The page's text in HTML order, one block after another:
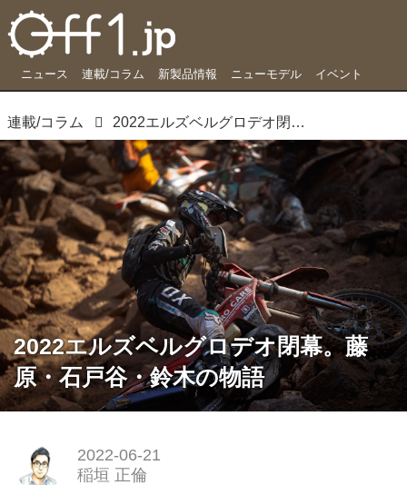
ニュース 連載/コラム 新製品情報 ニューモデル イベント
連載/コラム 2022エルズベルグロデオ閉幕。藤原・石戸谷・鈴木の物語
2022エルズベルグロデオ閉幕。藤
原・石戸谷・鈴木の物語
2022-06-21
稲垣 正倫